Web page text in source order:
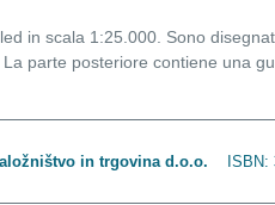
in scala 1:25.000. Sono
parte posteriore contiene una
in trgovina d.o.o. ISBN: